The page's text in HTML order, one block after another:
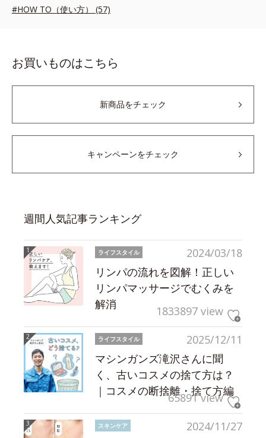
#HOW TO（使い方） (57)
お買いものはこちら
新商品をチェック
キャンペーンをチェック
週間人気記事ランキング
2024/03/18
ライフスタイル
リンパの流れを図解！正しい
リンパマッサージでむくみを
解消
1833897 view
2025/12/11
ライフスタイル
マシンガンズ滝沢さんに聞
く、古いコスメの捨て方は？
｜コスメの断捨離・捨て方編
65891 view
2024/11/27
スキンケア